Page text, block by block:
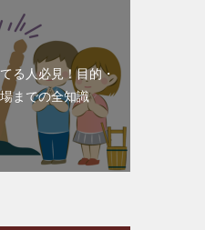
る人必見！目的・
までの全知識